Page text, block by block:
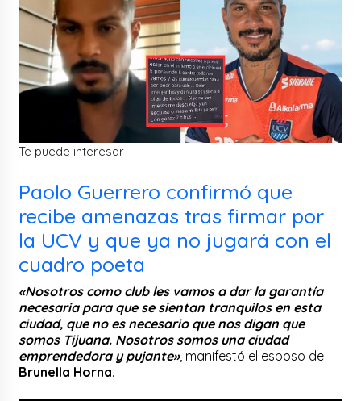
Te puede interesar
Paolo Guerrero confirmó que
recibe amenazas tras firmar por
la UCV y que ya no jugará con el
cuadro poeta
«Nosotros como club les vamos a dar la garantía
necesaria para que se sientan tranquilos en esta
ciudad, que no es necesario que nos digan que
somos Tijuana. Nosotros somos una ciudad
emprendedora y pujante», manifestó el esposo de
Brunella Horna.